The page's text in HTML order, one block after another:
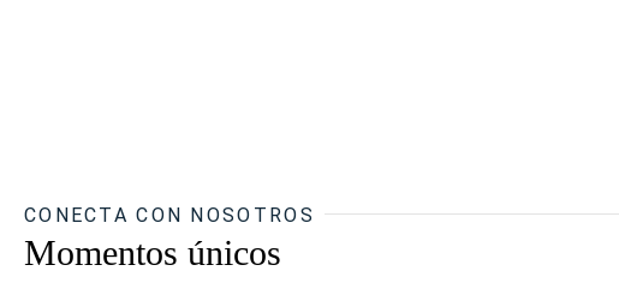
CONECTA CON NOSOTROS
Momentos únicos